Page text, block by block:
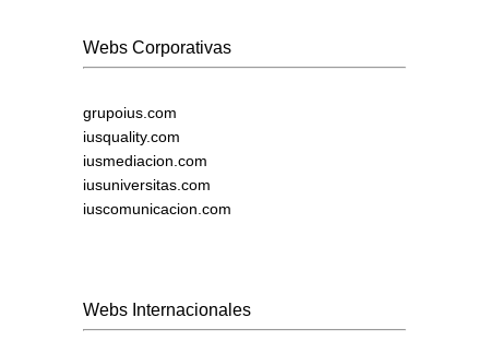
Webs Corporativas
grupoius.com
iusquality.com
iusmediacion.com
iusuniversitas.com
iuscomunicacion.com
Webs Internacionales